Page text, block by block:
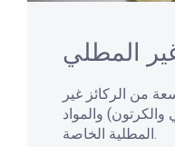
المطلي
من الركائز غير
والمواد
المطلية الخاصة.